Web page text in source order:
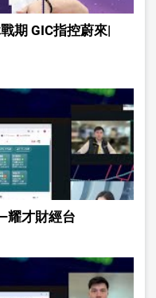
期 GIC指控蔚來|
耀才財經台